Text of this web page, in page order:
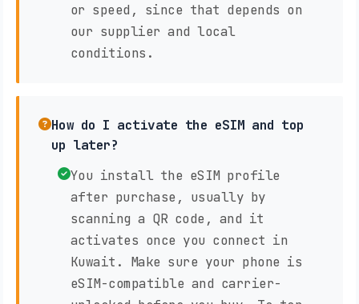
or speed, since that depends on
our supplier and local
conditions.
How do I activate the eSIM and top
up later?
You install the eSIM profile
after purchase, usually by
scanning a QR code, and it
activates once you connect in
Kuwait. Make sure your phone is
eSIM-compatible and carrier-